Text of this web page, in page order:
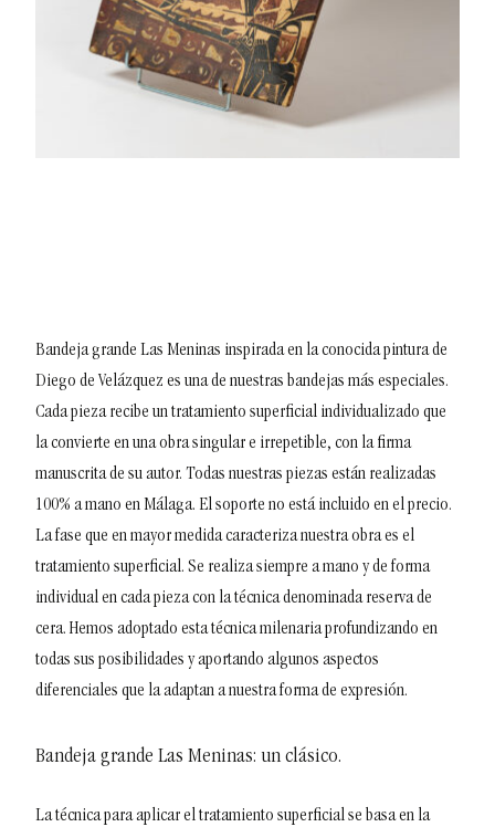
Bandeja grande Las Meninas inspirada en la conocida pintura de
Diego de Velázquez es una de nuestras bandejas más especiales.
Cada pieza recibe un tratamiento superficial individualizado que
la convierte en una obra singular e irrepetible, con la firma
manuscrita de su autor. Todas nuestras piezas están realizadas
100% a mano en Málaga. El soporte no está incluido en el precio.
La fase que en mayor medida caracteriza nuestra obra es el
tratamiento superficial. Se realiza siempre a mano y de forma
individual en cada pieza con la técnica denominada reserva de
cera. Hemos adoptado esta técnica milenaria profundizando en
todas sus posibilidades y aportando algunos aspectos
diferenciales que la adaptan a nuestra forma de expresión.
Bandeja grande Las Meninas: un clásico.
La técnica para aplicar el tratamiento superficial se basa en la